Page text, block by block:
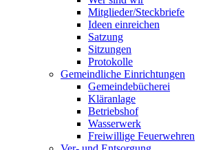
Mitglieder/Steckbriefe
Ideen einreichen
Satzung
Sitzungen
Protokolle
Gemeindliche Einrichtungen
Gemeindebücherei
Kläranlage
Betriebshof
Wasserwerk
Freiwillige Feuerwehren